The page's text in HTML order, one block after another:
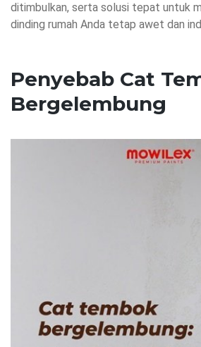
ditimbulkan, serta solusi tepat untuk
dinding rumah Anda tetap awet dan
Penyebab Cat
Bergelembung